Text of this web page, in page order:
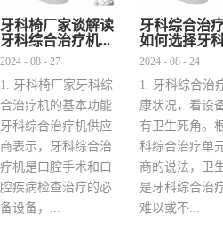
牙科椅厂家谈解读
牙科综合治疗机...
2024 - 08 - 27
1. 牙科椅厂家牙科综
合治疗机的基本功能
牙科综合治疗机供应
商表示，牙科综合治
疗机是口腔手术和口
腔疾病检查治疗的必
备设备，...
牙科综合治
如何选择牙
2024 - 08 - 24
1. 牙科综合治
康状况，看设
有卫生死角。
科综合治疗单
商的说法，卫
是牙科综合治
难以或不...